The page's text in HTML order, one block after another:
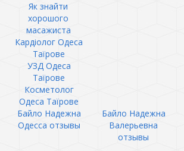
Як знайти
хорошого
масажиста
Кардіолог Одеса
Таїрове
УЗД Одеса
Таїрове
Косметолог
Одеса Таїрове
Байло Надежна
Одесса отзывы
Байло Надежна
Валерьевна
отзывы